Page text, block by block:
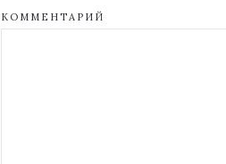
КОММЕНТАРИЙ